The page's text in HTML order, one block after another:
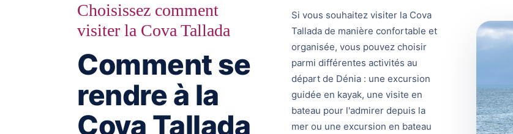
Choisissez comment
visiter la Cova Tallada
Comment se
rendre à la
Cova Tallada
Si vous souhaitez visiter la Cova
Tallada de manière confortable et
organisée, vous pouvez choisir
parmi différentes activités au
départ de Dénia : une excursion
guidée en kayak, une visite en
bateau pour l'admirer depuis la
mer ou une excursion en bateau